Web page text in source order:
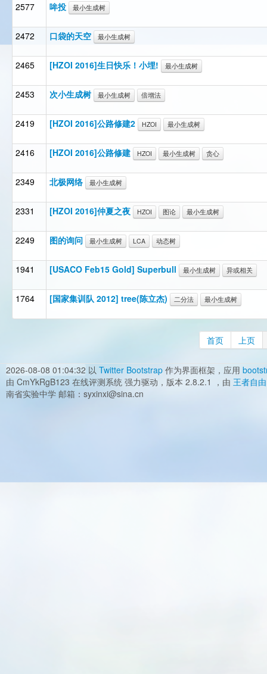
2577 哞投 最小生成树
2472 口袋的天空 最小生成树
2465 [HZOI 2016]生日快乐！小埋! 最小生成树
2453 次小生成树 最小生成树 倍增法
2419 [HZOI 2016]公路修建2 HZOI 最小生成树
2416 [HZOI 2016]公路修建 HZOI 最小生成树 贪心
2349 北极网络 最小生成树
2331 [HZOI 2016]仲夏之夜 HZOI 图论 最小生成树
2249 图的询问 最小生成树 LCA 动态树
1941 [USACO Feb15 Gold] Superbull 最小生成树 异或相关
1764 [国家集训队 2012] tree(陈立杰) 二分法 最小生成树
首页 上页
2026-08-08 01:04:32 以 Twitter Bootstrap 作为界面框架，应用
由 CmYkRgB123 在线评测系统 强力驱动，版本 2.8.2.1 ，由 王者自由
南省实验中学 邮箱：syxinxi@sina.cn